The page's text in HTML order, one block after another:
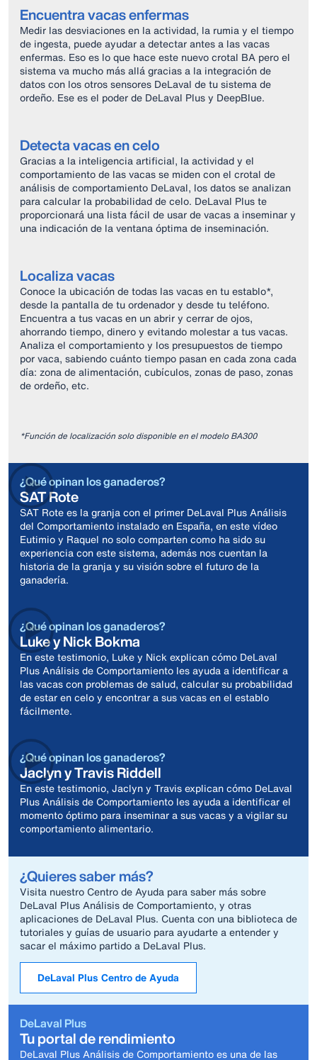
Encuentra vacas enfermas
Medir las desviaciones en la actividad, la rumia y el tiempo
de ingesta, puede ayudar a detectar antes a las vacas
enfermas. Eso es lo que hace este nuevo crotal BA pero el
sistema va mucho más allá gracias a la integración de
datos con los otros sensores DeLaval de tu sistema de
ordeño. Ese es el poder de DeLaval Plus y DeepBlue.
Detecta vacas en celo
Gracias a la inteligencia artificial, la actividad y el
comportamiento de las vacas se miden con el crotal de
análisis de comportamiento DeLaval, los datos se analizan
para calcular la probabilidad de celo. DeLaval Plus te
proporcionará una lista fácil de usar de vacas a inseminar y
una indicación de la ventana óptima de inseminación.
Localiza vacas
Conoce la ubicación de todas las vacas en tu establo*,
desde la pantalla de tu ordenador y desde tu teléfono.
Encuentra a tus vacas en un abrir y cerrar de ojos,
ahorrando tiempo, dinero y evitando molestar a tus vacas.
Analiza el comportamiento y los presupuestos de tiempo
por vaca, sabiendo cuánto tiempo pasan en cada zona cada
día: zona de alimentación, cubículos, zonas de paso, zonas
de ordeño, etc.
*Función de localización solo disponible en el modelo BA300
¿Qué opinan los ganaderos?
SAT Rote
SAT Rote es la granja con el primer DeLaval Plus Análisis
del Comportamiento instalado en España, en este vídeo
Eutimio y Raquel no solo comparten como ha sido su
experiencia con este sistema, además nos cuentan la
historia de la granja y su visión sobre el futuro de la
ganadería.
¿Qué opinan los ganaderos?
Luke y Nick Bokma
En este testimonio, Luke y Nick explican cómo DeLaval
Plus Análisis de Comportamiento les ayuda a identificar a
las vacas con problemas de salud, calcular su probabilidad
de estar en celo y encontrar a sus vacas en el establo
fácilmente.
¿Qué opinan los ganaderos?
Jaclyn y Travis Riddell
En este testimonio, Jaclyn y Travis explican cómo DeLaval
Plus Análisis de Comportamiento les ayuda a identificar el
momento óptimo para inseminar a sus vacas y a vigilar su
comportamiento alimentario.
¿Quieres saber más?
Visita nuestro Centro de Ayuda para saber más sobre
DeLaval Plus Análisis de Comportamiento, y otras
aplicaciones de DeLaval Plus. Cuenta con una biblioteca de
tutoriales y guías de usuario para ayudarte a entender y
sacar el máximo partido a DeLaval Plus.
DeLaval Plus Centro de Ayuda
DeLaval Plus
Tu portal de rendimiento
DeLaval Plus Análisis de Comportamiento es una de las